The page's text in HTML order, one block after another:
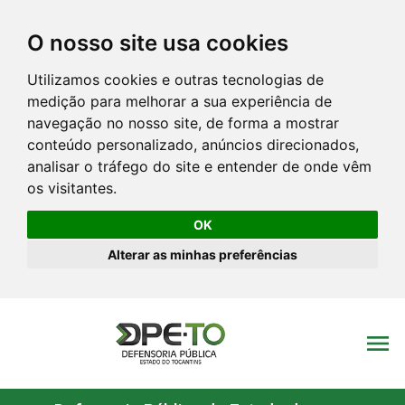
O nosso site usa cookies
Utilizamos cookies e outras tecnologias de
medição para melhorar a sua experiência de
navegação no nosso site, de forma a mostrar
conteúdo personalizado, anúncios direcionados,
analisar o tráfego do site e entender de onde vêm
os visitantes.
OK
Alterar as minhas preferências
menu